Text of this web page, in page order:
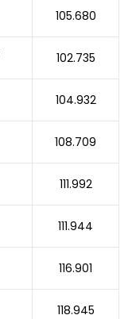
105.680
102.735
104.932
108.709
111.992
111.944
116.901
118.945